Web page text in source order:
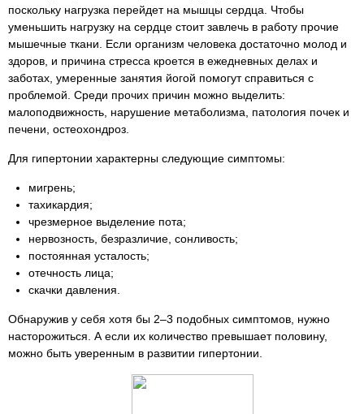
поскольку нагрузка перейдет на мышцы сердца. Чтобы
уменьшить нагрузку на сердце стоит завлечь в работу прочие
мышечные ткани. Если организм человека достаточно молод и
здоров, и причина стресса кроется в ежедневных делах и
заботах, умеренные занятия йогой помогут справиться с
проблемой. Среди прочих причин можно выделить:
малоподвижность, нарушение метаболизма, патология почек и
печени, остеохондроз.
Для гипертонии характерны следующие симптомы:
мигрень;
тахикардия;
чрезмерное выделение пота;
нервозность, безразличие, сонливость;
постоянная усталость;
отечность лица;
скачки давления.
Обнаружив у себя хотя бы 2–3 подобных симптомов, нужно
насторожиться. А если их количество превышает половину,
можно быть уверенным в развитии гипертонии.